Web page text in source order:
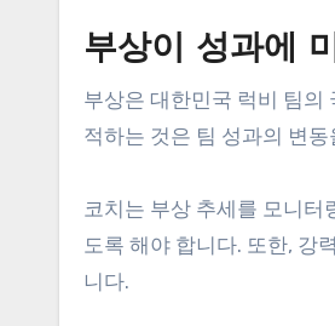
부상이 성과에
부상은 대한민국 럭비 팀의
적하는 것은 팀 성과의 변
코치는 부상 추세를 모니터
도록 해야 합니다. 또한, 강
니다.